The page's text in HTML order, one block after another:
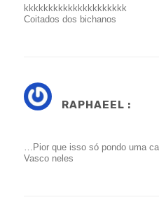
kkkkkkkkkkkkkkkkkkkkk
Coitados dos bichanos
RAPHAEEL :
…Pior que isso só pondo uma
Vasco neles